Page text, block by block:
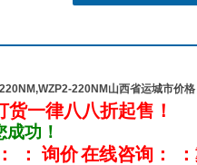
220NM山西省运城市价格
一律八八折起售！
功！
： 询价在线咨询： ：